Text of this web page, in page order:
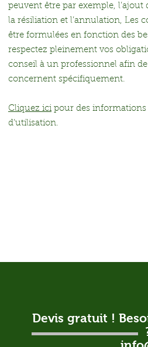
peuvent être par exemple,
la résiliation et l’annulation, Les
être formulées en fonction des
respectez pleinement vos
conseil à un professionnel afin
concernent spécifiquement.
Cliquez ici pour des
d’utilisation.
Devis gratuit !